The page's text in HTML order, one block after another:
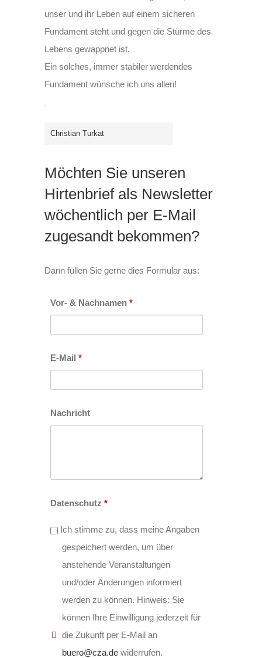
unser und ihr Leben auf einem sicheren
Fundament steht und gegen die Stürme des
Lebens gewappnet ist.
Ein solches, immer stabiler werdendes
Fundament wünsche ich uns allen!
Christian Turkat
Möchten Sie unseren
Hirtenbrief als Newsletter
wöchentlich per E-Mail
zugesandt bekommen?
Dann füllen Sie gerne dies Formular aus:
Vor- & Nachnamen*
E-Mail*
Nachricht
Datenschutz*
Ich stimme zu, dass meine Angaben
gespeichert werden, um über
anstehende Veranstaltungen
und/oder Änderungen informiert
werden zu können. Hinweis: Sie
können Ihre Einwilligung jederzeit für
die Zukunft per E-Mail an
buero@cza.de widerrufen.